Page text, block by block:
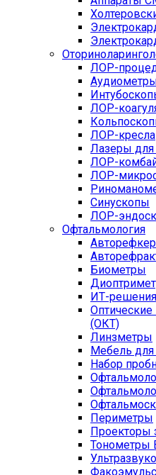
ЛОР-
ЛОР-
ЛОР-кресла
Лазеры
ЛОР-
ЛОР-
Синускопы
ЛОР-
Офтальмология
Биометры
ИТ-
(ОКТ)
Линзметры
Мебель для
Набор
Периметры
Проекторы
Тонометры